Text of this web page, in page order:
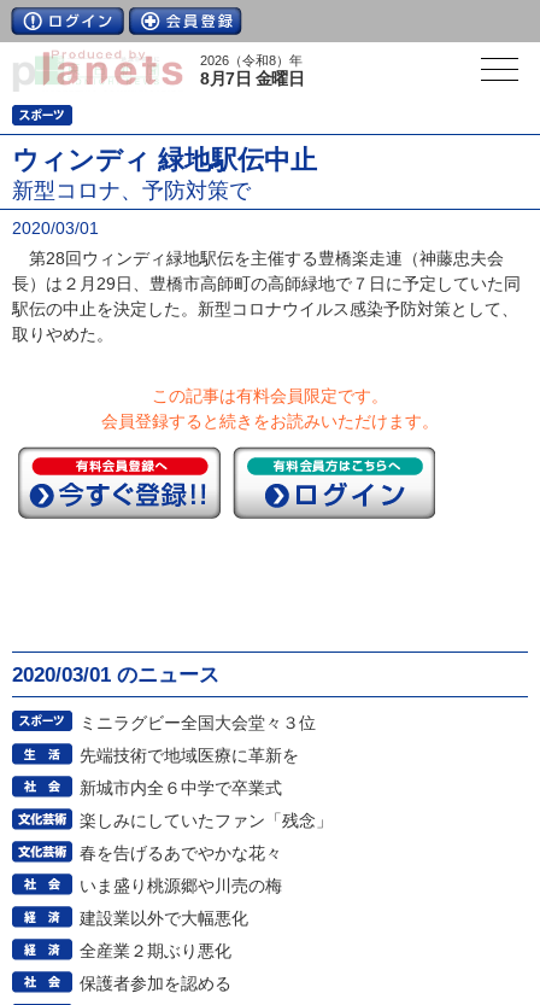
2026（令和8）年
8月7日 金曜日
ウィンディ 緑地駅伝中止
新型コロナ、予防対策で
2020/03/01
第28回ウィンディ緑地駅伝を主催する豊橋楽走連（神藤忠夫会
長）は２月29日、豊橋市高師町の高師緑地で７日に予定していた同
駅伝の中止を決定した。新型コロナウイルス感染予防対策として、
取りやめた。
この記事は有料会員限定です。
会員登録すると続きをお読みいただけます。
2020/03/01 のニュース
ミニラグビー全国大会堂々３位
先端技術で地域医療に革新を
新城市内全６中学で卒業式
楽しみにしていたファン「残念」
春を告げるあでやかな花々
いま盛り桃源郷や川売の梅
建設業以外で大幅悪化
全産業２期ぶり悪化
保護者参加を認める